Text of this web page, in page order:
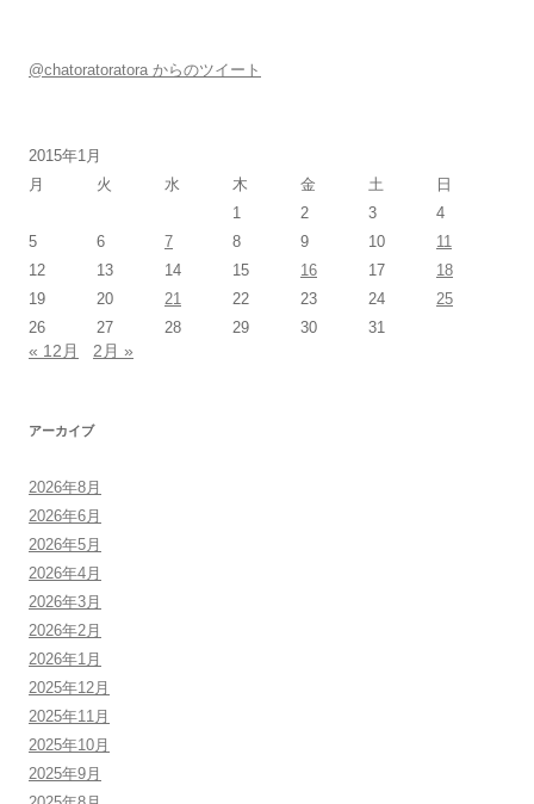
@chatoratoratora からのツイート
2015年1月
月
火 水 木 金 土
日
1
2 3
4
5
6 7 8 9 10
11
12
13 14 15 16 17
18
19
20 21 22 23 24
25
26
27 28 29 30 31
« 12月 2月 »
アーカイブ
2026年8月
2026年6月
2026年5月
2026年4月
2026年3月
2026年2月
2026年1月
2025年12月
2025年11月
2025年10月
2025年9月